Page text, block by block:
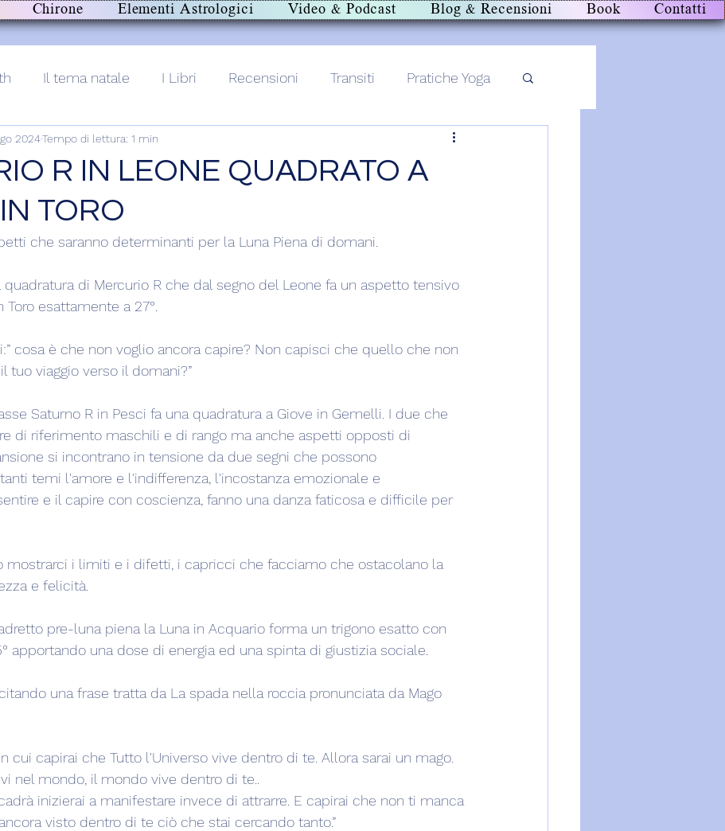
Chirone Elementi Astrologici Video & Podcast Blog & Recensioni Book Contatti
Il tema natale I Libri Recensioni Transiti Pratiche Yoga
R IN LEONE QUADRATO A
TORO
2024Tempo di lettura: 1 min
che saranno determinanti per la Luna Piena di domani.
quadratura di Mercurio R che dal segno del Leone fa un aspetto tensivo
esattamente a 27°.
cosa è che non voglio ancora capire? Non capisci che quello che non
tuo viaggio verso il domani?”
Saturno R in Pesci fa una quadratura a Giove in Gemelli. I due che
di riferimento maschili e di rango ma anche aspetti opposti di
si incontrano in tensione da due segni che possono
temi l'amore e l'indifferenza, l'incostanza emozionale e
e il capire con coscienza, fanno una danza faticosa e difficile per
mostrarci i limiti e i difetti, i capricci che facciamo che ostacolano la
e felicità.
pre-luna piena la Luna in Acquario forma un trigono esatto con
apportando una dose di energia ed una spinta di giustizia sociale.
una frase tratta da La spada nella roccia pronunciata da Mago
cui capirai che Tutto l'Universo vive dentro di te. Allora sarai un mago.
nel mondo, il mondo vive dentro di te..
inizierai a manifestare invece di attrarre. E capirai che non ti manca
visto dentro di te ciò che stai cercando tanto.”